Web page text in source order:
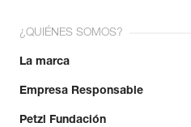
¿QUIÉNES SOMOS?
La marca
Empresa Responsable
Petzl Fundación